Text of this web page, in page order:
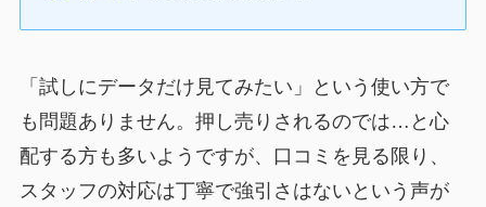
「試しにデータだけ見てみたい」という使い方で
も問題ありません。押し売りされるのでは…と心
配する方も多いようですが、口コミを見る限り、
スタッフの対応は丁寧で強引さはないという声が